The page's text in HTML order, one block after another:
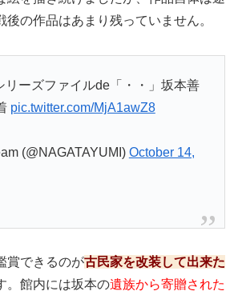
後の作品はあまり残っていません。
リーズファイルde「・・」坂本善
pic.twitter.com/MjA1awZ8
(@NAGATAYUMI) October 14,
賞できるのが古民家を改装して出来た
。館内には坂本の遺族から寄贈された